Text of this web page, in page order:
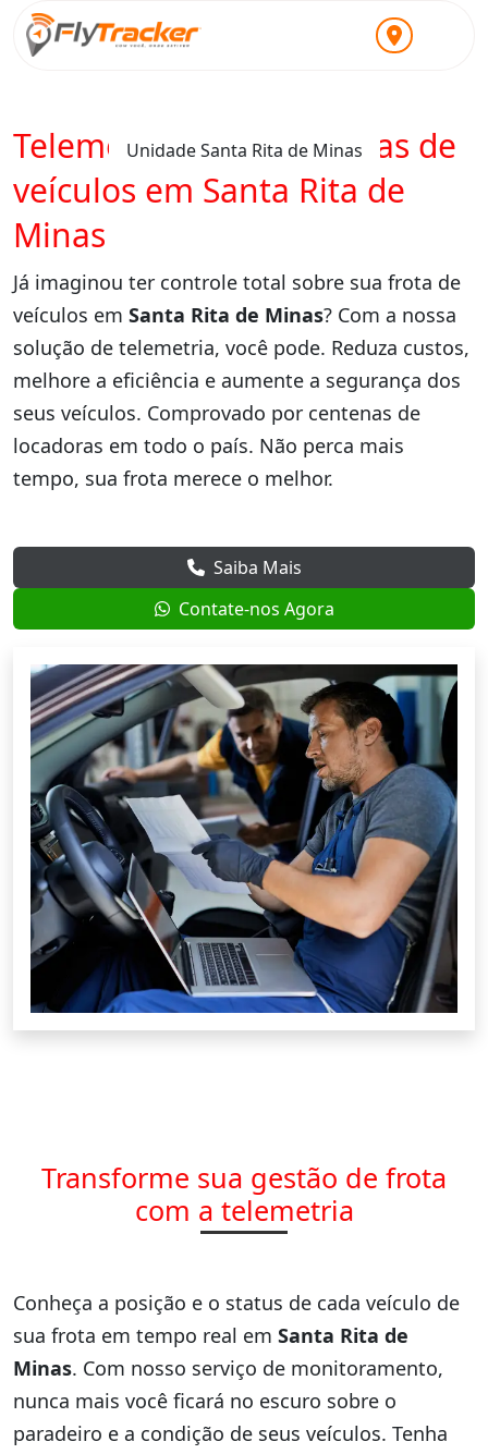
Unidade Santa Rita de Minas
Telemetria para locadoras de
veículos em Santa Rita de
Minas
Já imaginou ter controle total sobre sua frota de
veículos em Santa Rita de Minas? Com a nossa
solução de telemetria, você pode. Reduza custos,
melhore a eficiência e aumente a segurança dos
seus veículos. Comprovado por centenas de
locadoras em todo o país. Não perca mais
tempo, sua frota merece o melhor.
Saiba Mais
Contate-nos Agora
Transforme sua gestão de frota
com a telemetria
Conheça a posição e o status de cada veículo de
sua frota em tempo real em Santa Rita de
Minas. Com nosso serviço de monitoramento,
nunca mais você ficará no escuro sobre o
paradeiro e a condição de seus veículos. Tenha